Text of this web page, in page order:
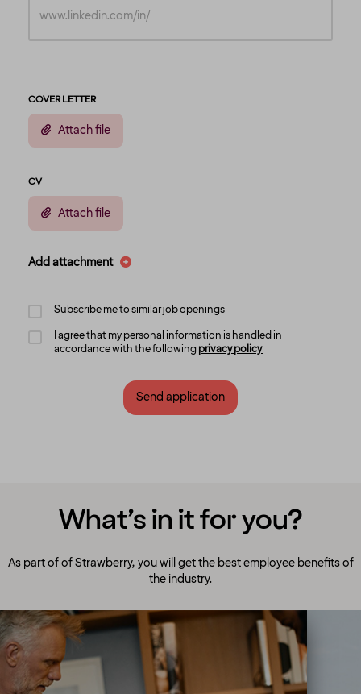
COVER LETTER
Attach file
CV
Attach file
Add attachment
Subscribe me to similar job openings
I agree that my personal information is handled in
accordance with the followingprivacy policy
Send application
What’s in it for you?
As part of of Strawberry, you will get the best employee benefits of
the industry.